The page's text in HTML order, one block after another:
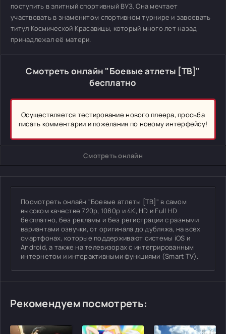
поступить в элитный спортивный ВУЗ. Она мечтает
участвовать в знаменитом спортивном турнире и завоевать
титул Космической Красавицы, который много лет назад
принадлежал её матери.
Смотреть онлайн "Боевые атлеты [ТВ]"
бесплатно
Осуществляется тестирование нового плеера, просьба
писать комментарии и пожелания по новому интерфейсу!
Смотреть онлайн
Посмотреть онлайн "Боевые атлеты [ТВ]" в самом
высоком качестве 720p, 1080p и 4K, HD и Full HD
бесплатно, без рекламы и без регистрации с разными
вариантами озвучки, от оригинала до дубляжа, на всех
смартфонах, которые поддерживают системы iOS и
Android, а также на телевизорах с интегрированным
интернетом и интерактивными функциями (Smart TV).
Рекомендуем посмотреть: